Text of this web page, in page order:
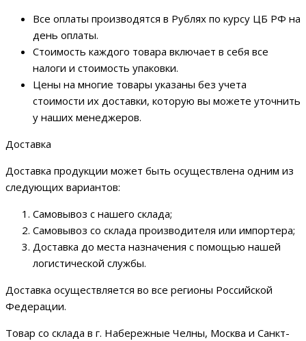
Все оплаты производятся в Рублях по курсу ЦБ РФ на
день оплаты.
Стоимость каждого товара включает в себя все
налоги и стоимость упаковки.
Цены на многие товары указаны без учета
стоимости их доставки, которую вы можете уточнить
у наших менеджеров.
Доставка
Доставка продукции может быть осуществлена одним из
следующих вариантов:
Самовывоз с нашего склада;
Самовывоз со склада производителя или импортера;
Доставка до места назначения с помощью нашей
логистической службы.
Доставка осуществляется во все регионы Российской
Федерации.
Товар со склада в г. Набережные Челны, Москва и Санкт-